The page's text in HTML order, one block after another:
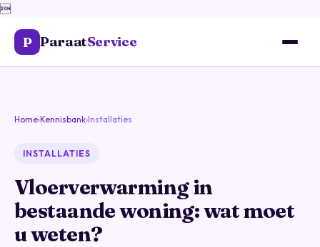

P ParaatService
Home›Kennisbank›Installaties
INSTALLATIES
Vloerverwarming in
bestaande woning: wat moet
u weten?